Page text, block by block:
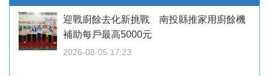
迎戰廚餘去化新挑戰 南投縣推家用廚餘機
補助每戶最高5000元
2026-08-05 17:23